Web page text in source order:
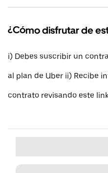
¿Cómo disfrutar de
i) Debes suscribir un
al plan de Uber ii) Recibe
contrato revisando este